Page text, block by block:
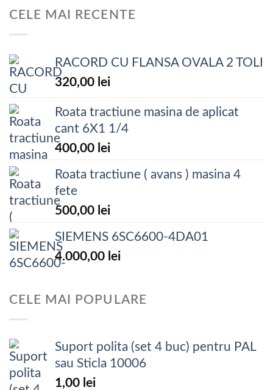
CELE MAI RECENTE
RACORD CU FLANSA OVALA 2 TOLI
320,00 lei
Roata tractiune masina de aplicat
cant 6X1 1/4
400,00 lei
Roata tractiune ( avans ) masina 4
fete
500,00 lei
SIEMENS 6SC6600-4DA01
4.000,00 lei
CELE MAI POPULARE
Suport polita (set 4 buc) pentru PAL
sau Sticla 10006
1,00 lei